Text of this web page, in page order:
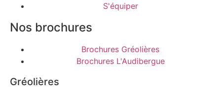
S'équiper
Nos brochures
Brochures Gréolières
Brochures L'Audibergue
Gréolières